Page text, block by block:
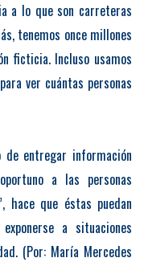
a lo que son carreteras
tenemos once millones
ficticia. Incluso usamos
ver cuántas personas
de entregar información
a las personas
hace que éstas puedan
a situaciones
(Por: María Mercedes